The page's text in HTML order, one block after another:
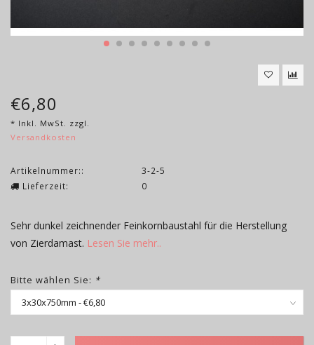
€6,80
* Inkl. MwSt. zzgl.
Versandkosten
Artikelnummer::
3-2-5
Lieferzeit:
0
Sehr dunkel zeichnender Feinkornbaustahl für die Herstellung
von Zierdamast. Lesen Sie mehr..
Bitte wählen Sie: *